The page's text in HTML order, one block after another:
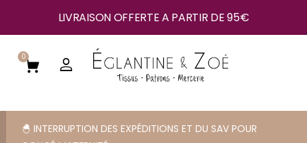
LIVRAISON OFFERTE A PARTIR DE 95€
0
🐣 INTERRUPTION DES EXPÉDITIONS ET DU SAV POUR